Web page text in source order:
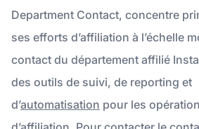
Department Contact, concentre
ses efforts d’affiliation à l’échelle
contact du département affilié
des outils de suivi, de reporting et
d’automatisation pour les